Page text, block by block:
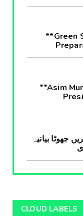
**Green
**Asim
جھوٹا بیانیہ
CLOUD LABELS